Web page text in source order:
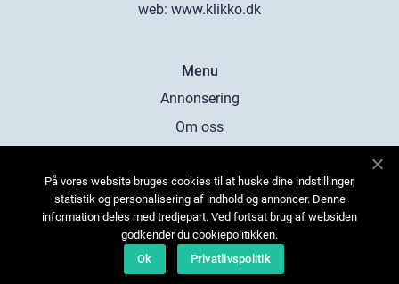
web: www.klikko.dk
Menu
Annonsering
Om oss
Kontakta oss
Sitemap
På vores website bruges cookies til at huske dine indstillinger,
statistik og personalisering af indhold og annoncer. Denne
information deles med tredjepart. Ved fortsat brug af websiden
godkender du cookiepolitikken.
Ok
Privatlivspolitik